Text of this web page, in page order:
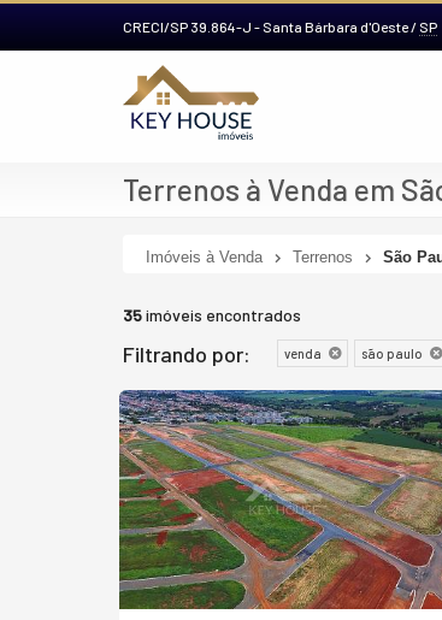
CRECI/SP 39.864-J - Santa Bárbara d'Oeste / SP
Terrenos à Venda em
Imóveis à Venda Terrenos São
35imóveis encontrados
Filtrando por: venda são paulo